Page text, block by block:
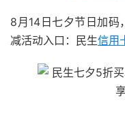
8月14日七夕节日加码
减活动入口：民生信用